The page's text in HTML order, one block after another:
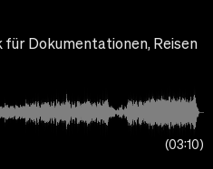
für Dokumentationen, Reisen
03:10